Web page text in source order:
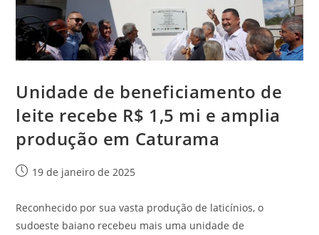
Unidade de beneficiamento de
leite recebe R$ 1,5 mi e amplia
produção em Caturama
19 de janeiro de 2025
Reconhecido por sua vasta produção de laticínios, o
sudoeste baiano recebeu mais uma unidade de